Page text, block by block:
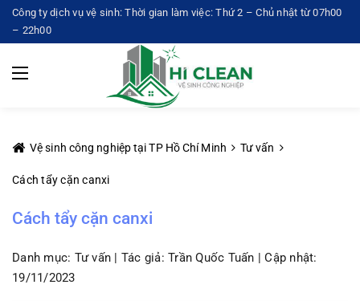
Công ty dịch vụ vệ sinh: Thời gian làm việc: Thứ 2 – Chủ nhật từ 07h00
– 22h00
Vệ sinh công nghiệp tại TP Hồ Chí Minh Tư vấn
Cách tẩy cặn canxi
Cách tẩy cặn canxi
Danh mục: Tư vấn | Tác giả: Trần Quốc Tuấn | Cập nhật:
19/11/2023